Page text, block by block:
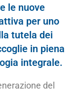
le nuove
per uno
tutela dei
in piena
integrale.
del